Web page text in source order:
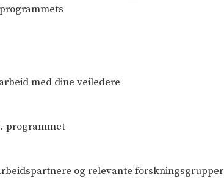
med dine veiledere
programmet
og relevante forskningsgrupper